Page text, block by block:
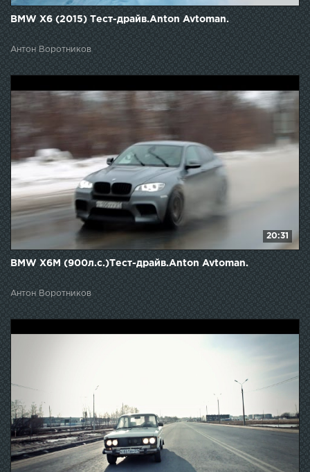
BMW X6 (2015) Тест-драйв.Anton Avtoman.
Антон Воротников
20:31
BMW X6M (900л.с.)Тест-драйв.Anton Avtoman.
Антон Воротников